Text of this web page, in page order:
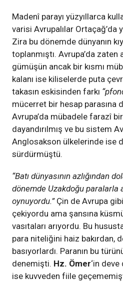
Madenî parayı yüzyıllarca
varisi Avrupalılar
Zira bu dönemde dünyanın
toplanmıştı. Avrupa’da
gümüşün ancak bir kısmı
kalanı ise kiliselerde puta
takasın eskisinden farkı
mücerret bir hesap parasına
Avrupa’da mübadele farazî
dayandırılmış ve bu sistem
Anglosakson ülkelerinde ise
sürdürmüştü.
“Batı dünyasının azlığından
dönemde Uzakdoğu paralarla
oynuyordu.”Çin de Avrupa gibi
çekiyordu ama şansına
vasıtaları arıyordu. Bu
para niteliğini haiz bakırdan,
basıyorlardı. Paranın bu
denemişti. Hz. Ömer‘in
ise kuvveden fiile